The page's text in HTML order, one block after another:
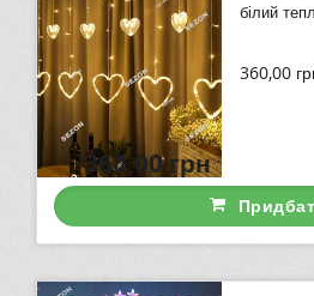
білий
360,00
360,00грн